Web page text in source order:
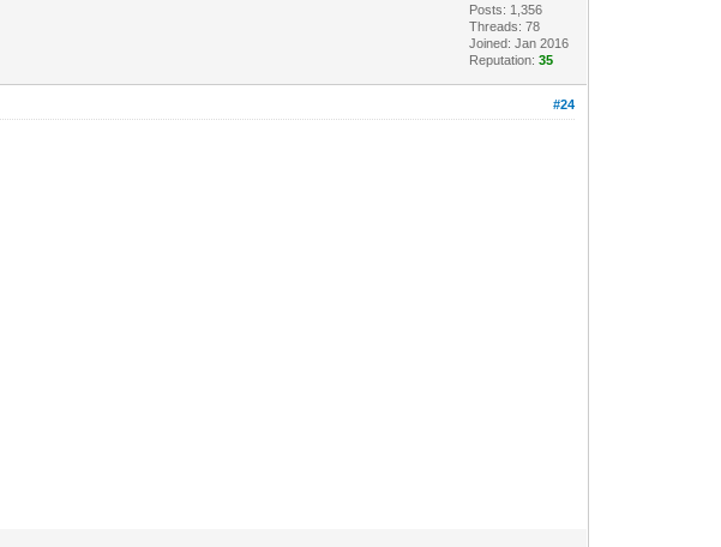
Posts: 1,356
Threads: 78
Joined: Jan 2016
Reputation:35
#24